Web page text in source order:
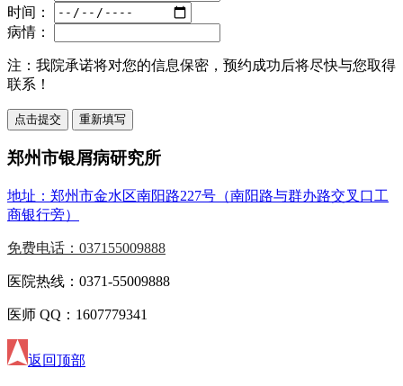
时间：
病情：
注： 我院承诺将对您的信息保密，预约成功后将尽快与您取得
联系！
郑州市银屑病研究所
地址：郑州市金水区南阳路227号（南阳路与群办路交叉口工
商银行旁）
免费电话：037155009888
医院热线：0371-55009888
医师 QQ：1607779341
返回顶部